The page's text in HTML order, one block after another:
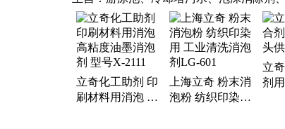
剂、生物水处理、工业废水处理
立奇化工助剂 印
刷材料用消泡 高
上海立奇 粉末消
泡粉 纺织印染用
立
剂